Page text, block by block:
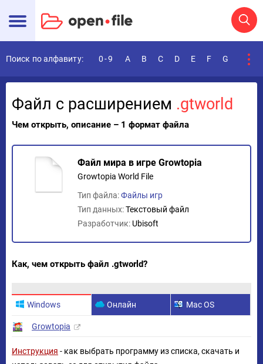
Поиск по алфавиту: 0-9 A B C D E F G
Файл с расширением .gtworld
Чем открыть, описание – 1 формат файла
Файл мира в игре Growtopia
Growtopia World File
Тип файла:Файлы игр
Тип данных:Текстовый файл
Разработчик: Ubisoft
Как, чем открыть файл .gtworld?
Windows Онлайн Mac OS
Growtopia
Инструкция - как выбрать программу из списка, скачать и